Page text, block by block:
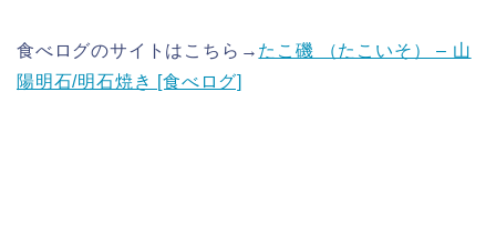
食べログのサイトはこちら→ たこ磯 （たこいそ） – 山
陽明石/明石焼き [食べログ]